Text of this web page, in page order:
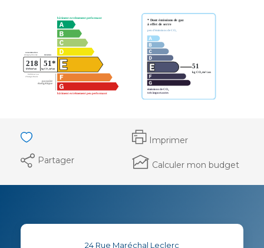
Imprimer
Partager
Calculer mon budget
24 Rue Maréchal Leclerc